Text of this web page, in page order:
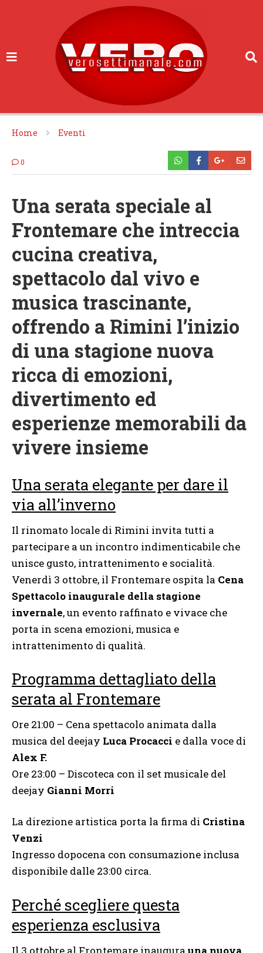
Home Eventi
0
Una serata speciale al
Frontemare che intreccia
cucina creativa,
spettacolo dal vivo e
musica trascinante,
offrendo a Rimini l’inizio
di una stagione nuova
ricca di emozioni,
divertimento ed
esperienze memorabili da
vivere insieme
Una serata elegante per dare il
via all’inverno
Il rinomato locale di Rimini invita tutti a
partecipare a un incontro indimenticabile che
unisce gusto, intrattenimento e socialità.
Venerdì 3 ottobre, il Frontemare ospita la Cena
Spettacolo inaugurale della stagione
invernale, un evento raffinato e vivace che
porta in scena emozioni, musica e
intrattenimento di qualità.
Programma dettagliato della
serata al Frontemare
Ore 21:00 – Cena spettacolo animata dalla
musica del deejay Luca Procacci e dalla voce di
Alex F.
Ore 23:00 – Discoteca con il set musicale del
deejay Gianni Morri
La direzione artistica porta la firma di Cristina
Venzi
Ingresso dopocena con consumazione inclusa
disponibile dalle 23:00 circa.
Perché scegliere questa
esperienza esclusiva
Il 3 ottobre al Frontemare inaugura una nuova